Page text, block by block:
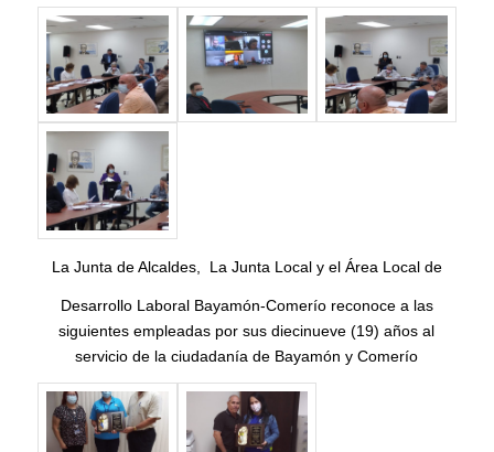
La Junta de Alcaldes, La Junta Local y el Área Local de
Desarrollo Laboral Bayamón-Comerío reconoce a las
siguientes empleadas por sus diecinueve (19) años al
servicio de la ciudadanía de Bayamón y Comerío